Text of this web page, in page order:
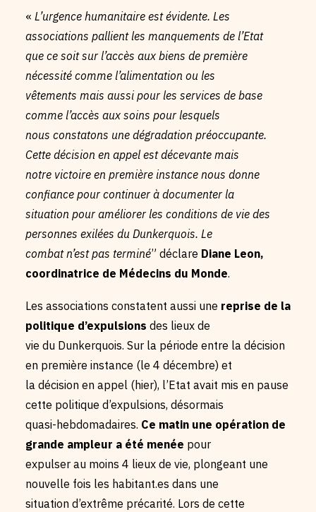
« L’urgence humanitaire est évidente. Les
associations pallient les manquements de l’Etat
que ce soit sur l’accès aux biens de première
nécessité comme l’alimentation ou les
vêtements mais aussi pour les services de base
comme l’accès aux soins pour lesquels
nous constatons une dégradation préoccupante.
Cette décision en appel est décevante mais
notre victoire en première instance nous donne
confiance pour continuer à documenter la
situation pour améliorer les conditions de vie des
personnes exilées du Dunkerquois. Le
combat n’est pas terminé” déclare Diane Leon,
coordinatrice de Médecins du Monde.
Les associations constatent aussi une reprise de la
politique d’expulsions des lieux de
vie du Dunkerquois. Sur la période entre la décision
en première instance (le 4 décembre) et
la décision en appel (hier), l’Etat avait mis en pause
cette politique d’expulsions, désormais
quasi-hebdomadaires. Ce matin une opération de
grande ampleur a été menée pour
expulser au moins 4 lieux de vie, plongeant une
nouvelle fois les habitant.es dans une
situation d’extrême précarité. Lors de cette